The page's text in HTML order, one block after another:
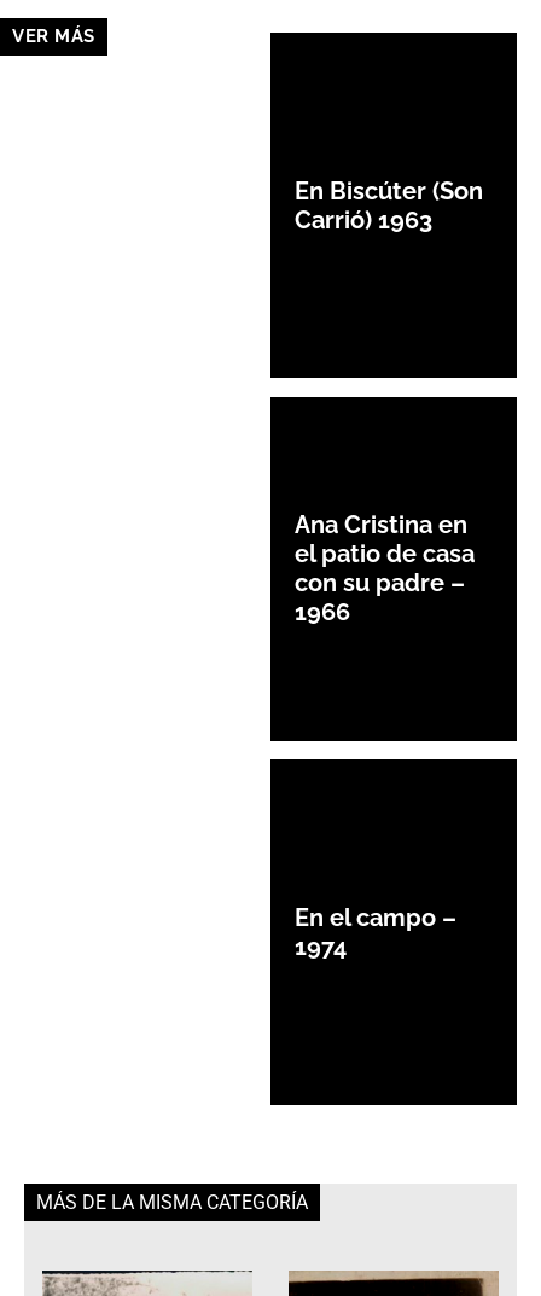
VER MÁS
En Biscúter (Son
Carrió) 1963
Ana Cristina en
el patio de casa
con su padre –
1966
En el campo –
1974
MÁS DE LA MISMA CATEGORÍA